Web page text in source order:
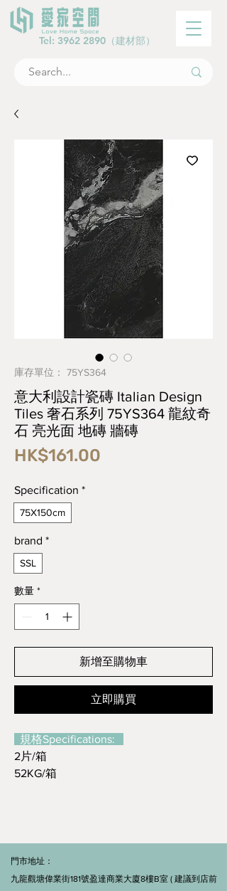
Tel: 3962 2890 （建材部）
庫存單位： 75YS364
意大利設計瓷磚 Italian Design
Tiles 奢石系列 75YS364 龍紋奇
石 亮光面 地磚 牆磚
HK$161.00
Specification *
75X150cm
brand *
SSL
數量 *
新增至購物車
立即購買
規格Specifications:
2片/箱
52KG/箱
門市地址：
九龍觀塘偉業街181號盈達商業大廈8樓B室 ( 建議到店前